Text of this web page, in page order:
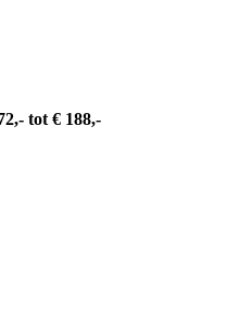
tot € 188,-